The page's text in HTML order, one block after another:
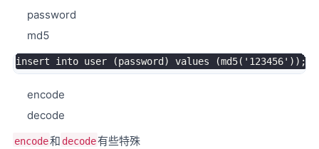
password
md5
insert into user (password ) values (md5( '123456' ) ) ;
encode
decode
encode和 decode有些特殊